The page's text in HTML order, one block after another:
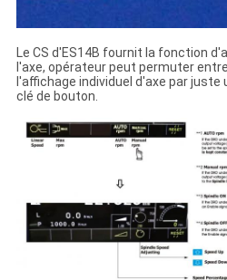
Le CS d'ES14B fournit la fonction
l'axe, opérateur peut permuter
l'affichage individuel d'axe par
clé de bouton.